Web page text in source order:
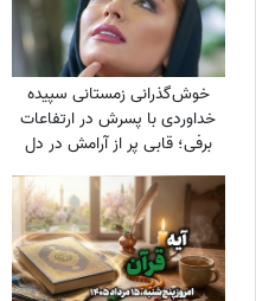
خوش‌گذرانی زمستانی سپیده
خداوردی با پسرش در ارتفاعات
برفی؛ قابی پر از آرامش در دل
طبیعت